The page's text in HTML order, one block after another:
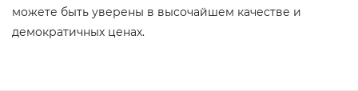
можете быть уверены в высочайшем качестве и
демократичных ценах.